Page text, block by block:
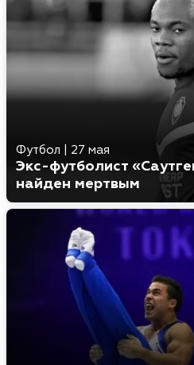
Футбол 27 мая
Экс-футболист
найден мертвым